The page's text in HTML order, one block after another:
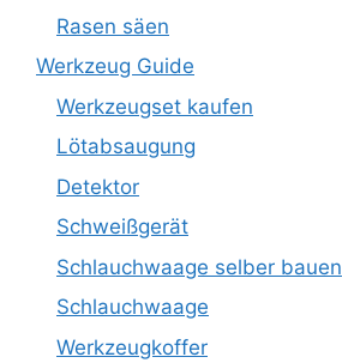
Rasen säen
Werkzeug Guide
Werkzeugset kaufen
Lötabsaugung
Detektor
Schweißgerät
Schlauchwaage selber bauen
Schlauchwaage
Werkzeugkoffer